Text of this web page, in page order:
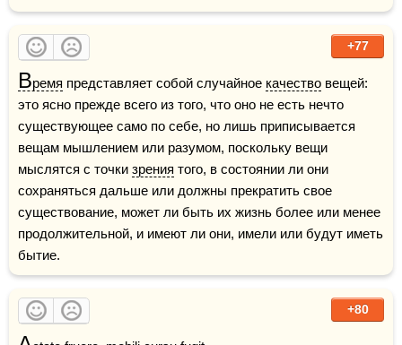
+77
Время представляет собой случайное качество вещей:
это ясно прежде всего из того, что оно не есть нечто
существующее само по себе, но лишь приписывается
вещам мышлением или разумом, поскольку вещи
мыслятся с точки зрения того, в состоянии ли они
сохраняться дальше или должны прекратить свое
существование, может ли быть их жизнь более или менее
продолжительной, и имеют ли они, имели или будут иметь
бытие.
+80